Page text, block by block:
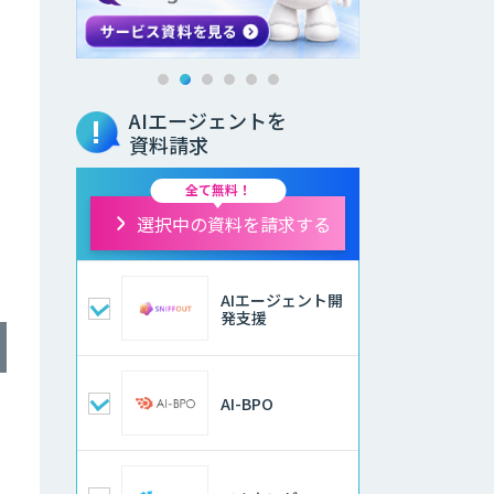
AIエージェントを
資料請求
全て無料！
選択中の資料を請求する
AIエージェント開
発支援
AI-BPO